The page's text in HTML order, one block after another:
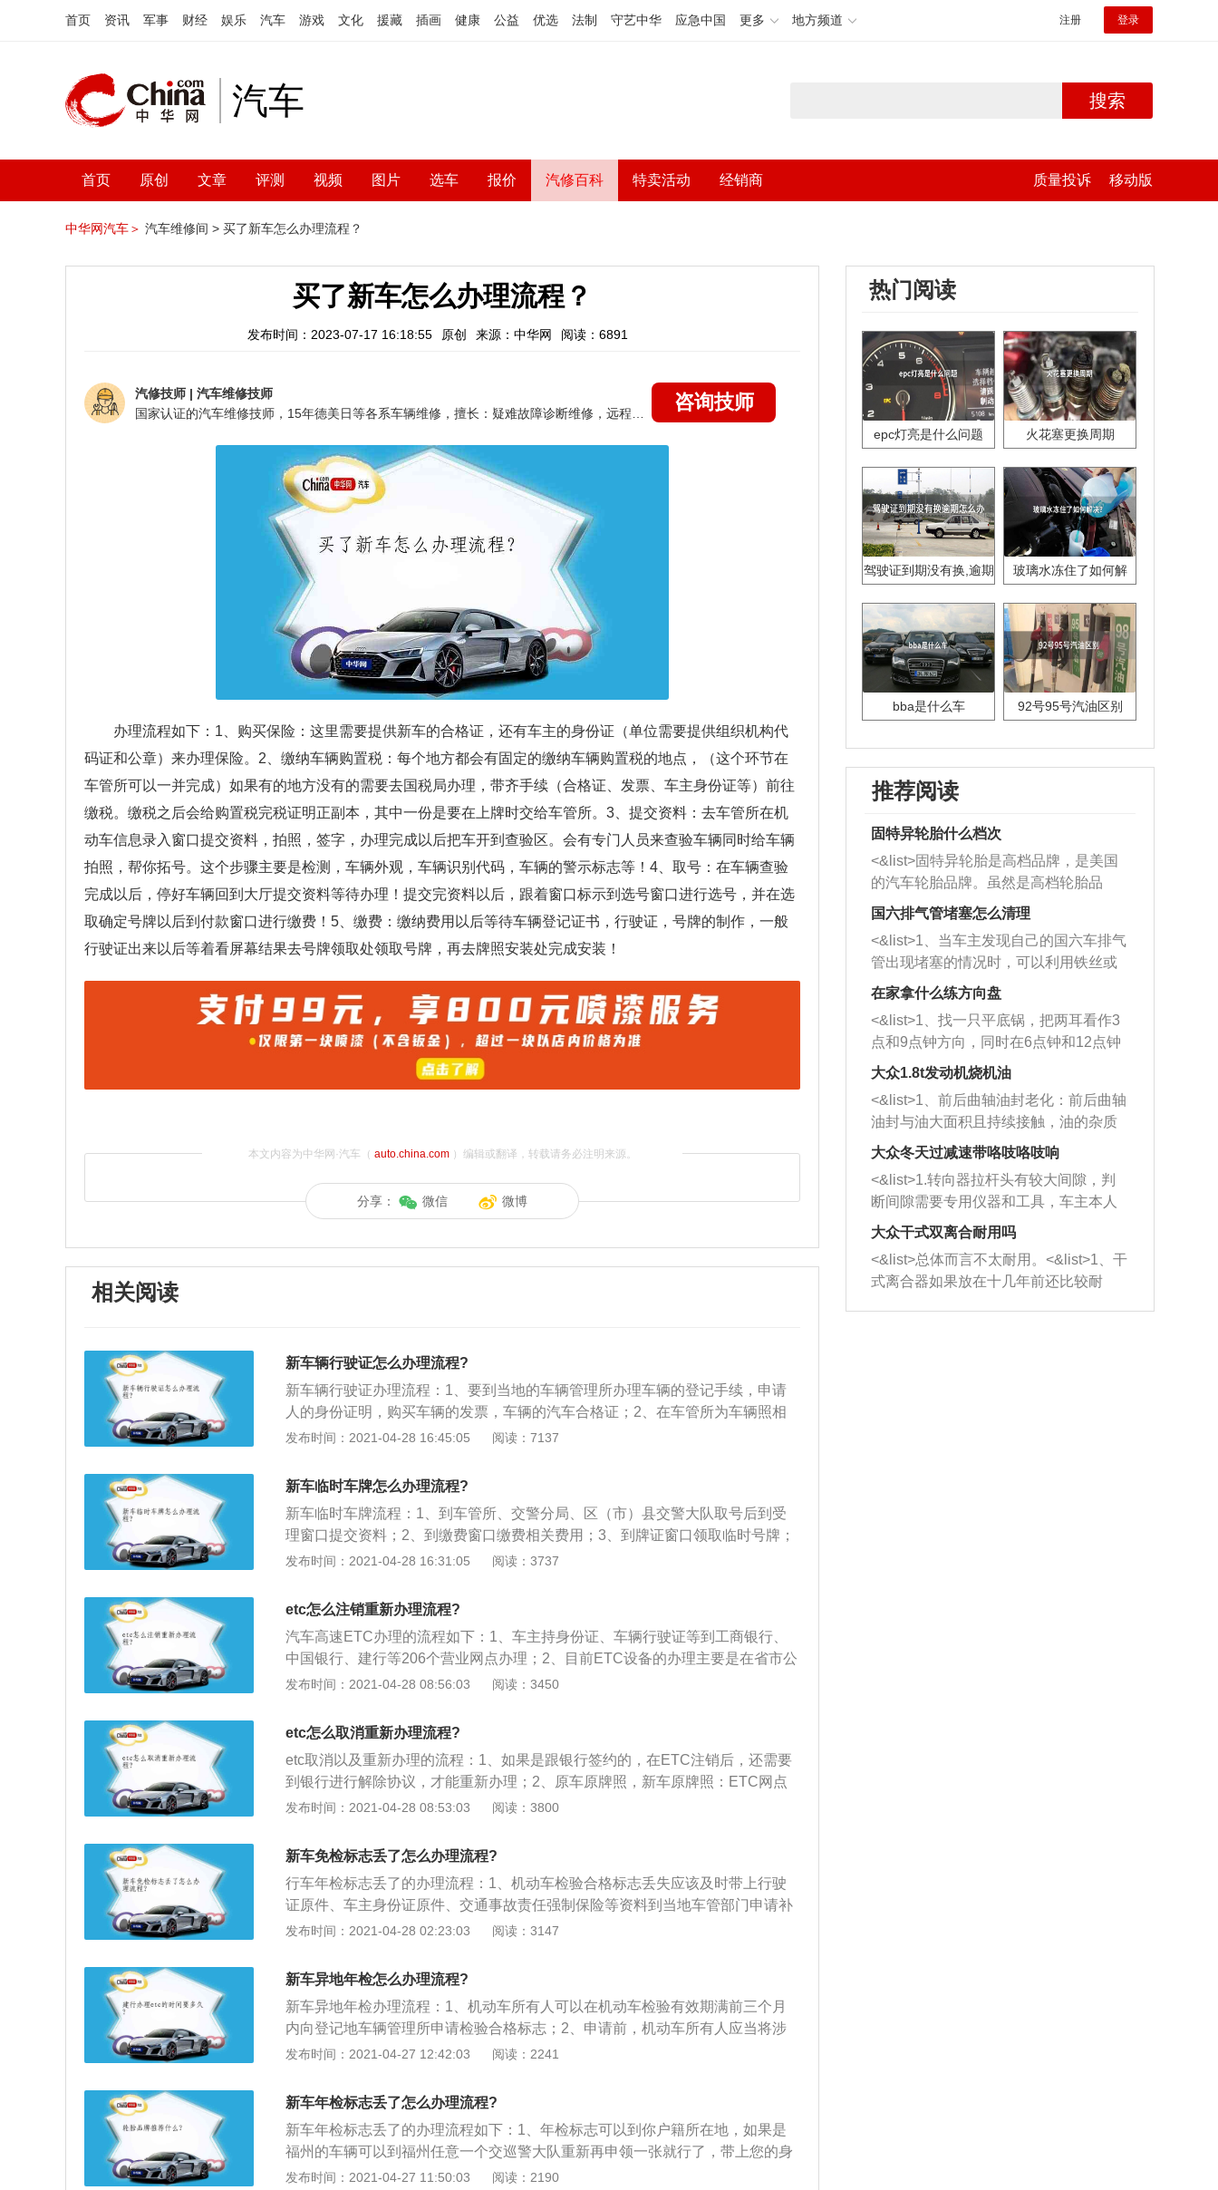
首页 资讯 军事 财经 娱乐 汽车 游戏 文化 援藏 插画 健康 公益 优选 法制 守艺中华 应急中国 更多 地方频道 注册 登录
汽车 搜索
首页 原创 文章 评测 视频 图片 选车 报价 汽修百科 特卖活动 经销商 质量投诉 移动版
中华网汽车＞ 汽车维修间 > 买了新车怎么办理流程？
买了新车怎么办理流程？
发布时间：2023-07-17 16:18:55 原创 来源：中华网 阅读：6891
汽修技师 | 汽车维修技师
咨询技师
办理流程如下：1、购买保险：这里需要提供新车的合格证，还有车主的身份证（单位需要提供组织机构代
码证和公章）来办理保险。2、缴纳车辆购置税：每个地方都会有固定的缴纳车辆购置税的地点，（这个环节在
车管所可以一并完成）如果有的地方没有的需要去国税局办理，带齐手续（合格证、发票、车主身份证等）前往
缴税。缴税之后会给购置税完税证明正副本，其中一份是要在上牌时交给车管所。3、提交资料：去车管所在机
动车信息录入窗口提交资料，拍照，签字，办理完成以后把车开到查验区。会有专门人员来查验车辆同时给车辆
拍照，帮你拓号。这个步骤主要是检测，车辆外观，车辆识别代码，车辆的警示标志等！4、取号：在车辆查验
完成以后，停好车辆回到大厅提交资料等待办理！提交完资料以后，跟着窗口标示到选号窗口进行选号，并在选
取确定号牌以后到付款窗口进行缴费！5、缴费：缴纳费用以后等待车辆登记证书，行驶证，号牌的制作，一般
行驶证出来以后等着看屏幕结果去号牌领取处领取号牌，再去牌照安装处完成安装！
本文内容为中华网·汽车（ auto.china.com）编辑或翻译，转载请务必注明来源。
分享： 微信 微博
相关阅读
新车辆行驶证怎么办理流程?
新车辆行驶证办理流程：1、要到当地的车辆管理所办理车辆的登记手续，申请
人的身份证明，购买车辆的发票，车辆的汽车合格证；2、在车管所为车辆照相
二张（正、侧面各1张）登记好相关资料，建立挡案；3、上牌一个月内，这些手
您只要在经销商处选好车交好了该付的款项后，保险、验车上牌等一系列事情都
由经销商来为您办理，免去了您来回奔波之苦；
发布时间：2021-04-28 16:45:05 阅读：7137
新车临时车牌怎么办理流程?
新车临时车牌流程：1、到车管所、交警分局、区（市）县交警大队取号后到受
理窗口提交资料；2、到缴费窗口缴费相关费用；3、到牌证窗口领取临时号牌；
发布时间：2021-04-28 16:31:05 阅读：3737
etc怎么注销重新办理流程?
汽车高速ETC办理的流程如下：1、车主持身份证、车辆行驶证等到工商银行、
中国银行、建行等206个营业网点办理；2、目前ETC设备的办理主要是在省市公
路管理中心的服务网点，或在授权合作银行网点办理。当处理时只需将相关信息
真实姓名，可以进行挂失，持卡人必须是车主。在使用过程中，必须保证通行
卡、电子标签和合同车辆是相应的，以便在联网地区开通了公路电子收费系统的
正常使用。
发布时间：2021-04-28 08:56:03 阅读：3450
etc怎么取消重新办理流程?
etc取消以及重新办理的流程：1、如果是跟银行签约的，在ETC注销后，还需要
到银行进行解除协议，才能重新办理；2、原车原牌照，新车原牌照：ETC网点
注销后，必须到银行解约以后才能重新办理。原车新牌照，新车新牌照：ETC网
签约的充值用户，可以直接到ETC网点办理注销然后直接去银行签约或者直接用
原账户做换车处理。具体可以到ETC网点进行咨询，或者打12122进行咨询。
发布时间：2021-04-28 08:53:03 阅读：3800
新车免检标志丢了怎么办理流程?
行车年检标志丢了的办理流程：1、机动车检验合格标志丢失应该及时带上行驶
证原件、车主身份证原件、交通事故责任强制保险等资料到当地车管部门申请补
办；2、若机动车在非检验有效期内或者异地登记的，还需要按照情况补办检验
会被交警查处的。
发布时间：2021-04-28 02:23:03 阅读：3147
新车异地年检怎么办理流程?
新车异地年检办理流程：1、机动车所有人可以在机动车检验有效期满前三个月
内向登记地车辆管理所申请检验合格标志；2、申请前，机动车所有人应当将涉
及该车的道路交通安全违法行为和交通事故处理完毕；3、申请时，机动车所有
税或者免税证明、机动车安全技术检验合格证明；4、车辆管理所应当自受理之
日起一日内，确认机动车，审查提交的证明、凭证，核发检验合格标志；5、201
4年9月1日起，6年内的6座以下小型非营运载客汽车（不含面包车），试行免上
线检测，即不需要上述资料中的机动车安全技术检验合格证明，直接向交警队或
者车管所申请检验合格标志即可。
发布时间：2021-04-27 12:42:03 阅读：2241
新车年检标志丢了怎么办理流程?
新车年检标志丢了的办理流程如下：1、年检标志可以到你户籍所在地，如果是
福州的车辆可以到福州任意一个交巡警大队重新再申领一张就行了，带上您的身
份证原件和复印件，还有车辆行驶证的原件和复印件，填写一张申请书，写明白
发布时间：2021-04-27 11:50:03 阅读：2190
热门阅读
epc灯亮是什么问题 火花塞更换周期
驾驶证到期没有换,逾期
玻璃水冻住了如何解
bba是什么车 92号95号汽油区别
推荐阅读
固特异轮胎什么档次
<&list>固特异轮胎是高档品牌，是美国
的汽车轮胎品牌。虽然是高档轮胎品
牌，但是中高低端的轮胎都有生产，这
也是为了更好的开拓市场。
国六排气管堵塞怎么清理
<&list>1、当车主发现自己的国六车排气
管出现堵塞的情况时，可以利用铁丝或
者是细棍，直接将杂物给取出来，如果
堵塞情况比较严重，也可以采取应急措
施。 <&list>2、直接利用木棍将所有的
杂物推到排气管里面的位置处，然后将
三元催化器拆解开，就可以将堵塞的东
西取出来。但如果是因为积碳过多引起
的堵塞，就需要将三元催化器泡在草酸
洗剂对堵塞的情况得到解决，将清洗剂
放在燃油箱中，与燃油混合后，车辆启
动时，就可以和汽油一起进入到燃烧
室，最后形成废气排出，就可以让三元
催化器得到清洗，排气管堵塞的情况就
能够得到解决。
在家拿什么练方向盘
<&list>1、找一只平底锅，把两耳看作3
点和9点钟方向，同时在6点钟和12点钟
方向做一个标记。 <&list>2、双手握住
一圈半的练习，往右同样也要打相同的
圈数。 <&list>3、最后强调要反复练
习，这样就可以形成肌肉记忆，在真实
驾驶车辆时，不需要记忆也能打好方
向。
大众1.8t发动机烧机油
<&list>1、前后曲轴油封老化：前后曲轴
油封与油大面积且持续接触，油的杂质
和发动机内持续温度变化使其密封效果
逐渐减弱，导致渗油或漏油。<&list>2、
活塞间隙过大：积碳会使活塞环与缸体
的间隙扩大，导致机油流入燃烧室中，
造成烧机油。<&list>3、机油粘度。使用
机油粘度过小的话，同样会有烧机油现
象，机油粘度过小具有很好的流动性，
大众冬天过减速带咯吱咯吱响
<&list>1.转向器拉杆头有较大间隙，判
断间隙需要专用仪器和工具，车主本人
无法制作，需要将车辆送到修理厂或4s
店；<&list>2.车辆半轴套管防尘罩破
裂，破裂后会出现漏油现象，使半轴磨
损严重，磨损的半轴容易损坏，产生异
响；<&list>3.稳定器的转向胶套和球头
大众干式双离合耐用吗
<&list>总体而言不太耐用。<&list>1、干
式离合器如果放在十几年前还比较耐